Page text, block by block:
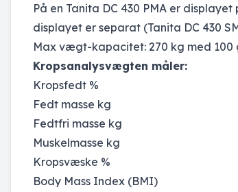
På en Tanita DC 430 PMA er
displayet er separat (Tanita DC 430
Max vægt-kapacitet: 270 kg med 100
Kropsanalysvægten måler:
Kropsfedt %
Fedt masse kg
Fedtfri masse kg
Muskelmasse kg
Kropsvæske %
Body Mass Index (BMI)